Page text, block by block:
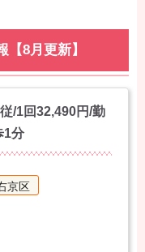
8月更新】
/1回32,490円/勤
1分
京区